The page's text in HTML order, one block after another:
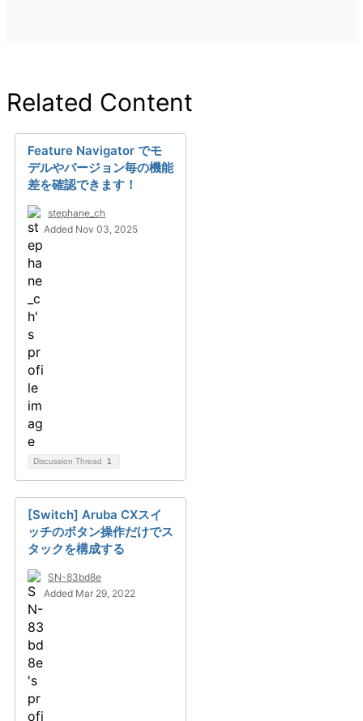
Related Content
Feature Navigator でモ
デルやバージョン毎の機能
差を確認できます！
stephane_ch
Added Nov 03, 2025
Discussion Thread 1
[Switch] Aruba CXスイ
ッチのボタン操作だけでス
タックを構成する
SN-83bd8e
Added Mar 29, 2022